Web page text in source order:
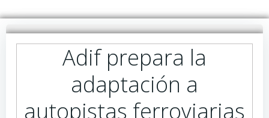
Adif prepara la
adaptación a
autopistas ferroviarias